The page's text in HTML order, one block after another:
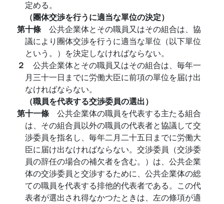
定める。
（團体交渉を行うに適当な單位の決定）
第十條 公共企業体とその職員又はその組合は、協
議により團体交渉を行うに適当な單位（以下單位
という。）を決定しなければならない。
２ 公共企業体とその職員又はその組合は、毎年一
月三十一日までに労働大臣に前項の單位を届け出
なければならない。
（職員を代表する交渉委員の選出）
第十一條 公共企業体の職員を代表する主たる組合
は、その組合員以外の職員の代表者と協議して交
渉委員を指名し、毎年二月二十五日までに労働大
臣に届け出なければならない。交渉委員（交渉委
員の辞任の場合の補欠者を含む。）は、公共企業
体の交渉委員と交渉するために、公共企業体の総
ての職員を代表する排他的代表者である。この代
表者が選出され得なかつたときは、左の條項が適